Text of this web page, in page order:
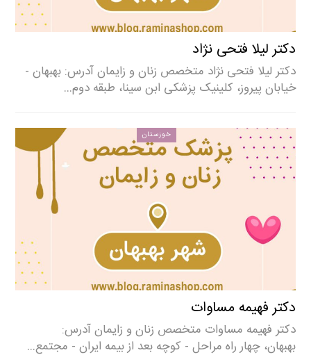
دکتر لیلا فتحی نژاد
دکتر لیلا فتحی نژاد متخصص زنان و زایمان آدرس: بهبهان -
خیابان پیروز، کلینیک پزشکی ابن سینا، طبقه دوم…
خوزستان
دکتر فهیمه مساوات
دکتر فهیمه مساوات متخصص زنان و زایمان آدرس:
بهبهان، چهار راه مراحل - کوچه بعد از بیمه ایران - مجتمع…